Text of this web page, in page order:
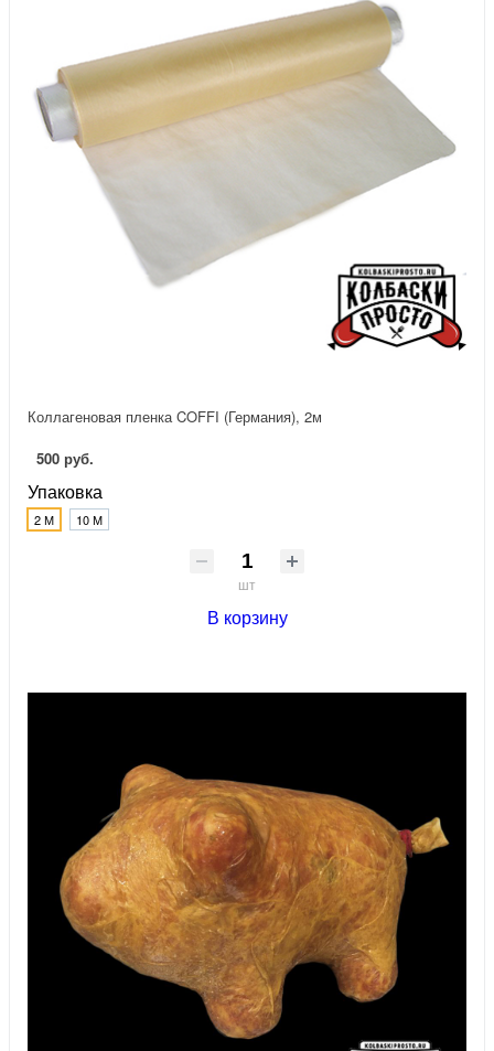
Коллагеновая пленка COFFI (Германия), 2м
500 руб.
Упаковка
2 М 10 М
шт
В корзину